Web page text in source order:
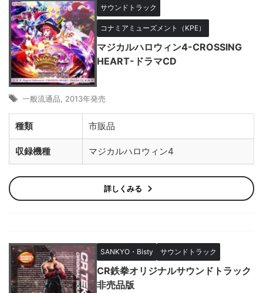
サウンドトラック
コナミアミューズメント（KPE）
マジカルハロウィン4-CROSSING
HEART-ドラマCD
一般流通品 2013年発売
種類 市販品
収録機種 マジカルハロウィン4
詳しくみる
SANKYO・Bisty サウンドトラック
CR鉄拳オリジナルサウンドトラック
非売品版